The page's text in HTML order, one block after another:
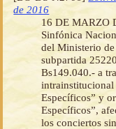
de 2016
16 DE MARZO
Sinfónica
del Ministerio
subpartida
Bs149.040.- a
intrainstitucional
Específicos” y
Específicos”,
los conciertos